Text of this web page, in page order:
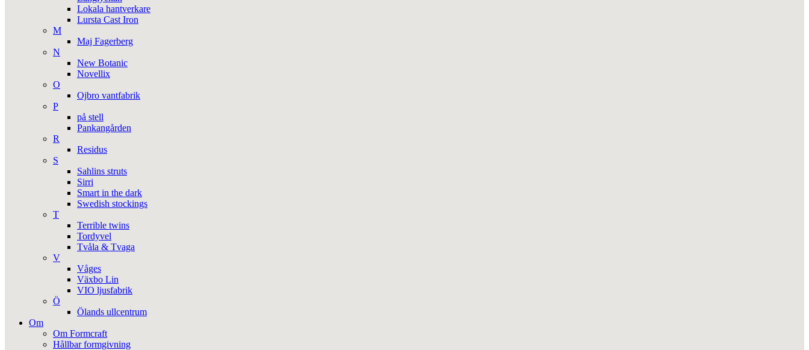
Lokala hantverkare
Lursta Cast Iron
M
Maj Fagerberg
N
New Botanic
Novellix
O
Ojbro vantfabrik
P
på stell
Pankangården
R
Residus
S
Sahlins struts
Sirri
Smart in the dark
Swedish stockings
T
Terrible twins
Tordyvel
Tvåla & Tvaga
V
Våges
Växbo Lin
VIO ljusfabrik
Ö
Ölands ullcentrum
Om
Om Formcraft
Hållbar formgivning